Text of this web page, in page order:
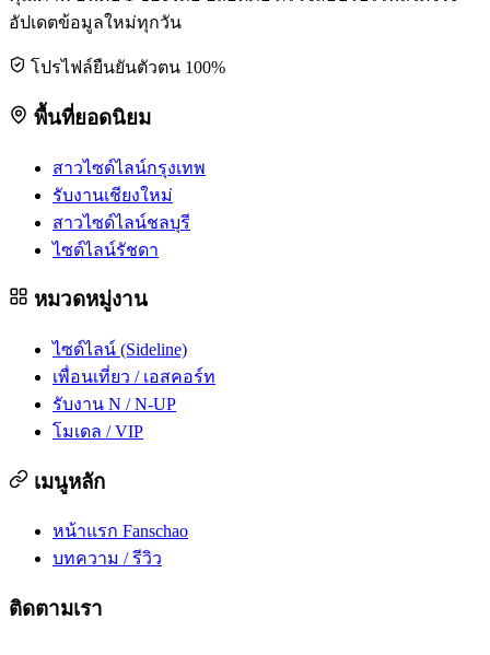
อัปเดตข้อมูลใหม่ทุกวัน
โปรไฟล์ยืนยันตัวตน 100%
พื้นที่ยอดนิยม
สาวไซด์ไลน์กรุงเทพ
รับงานเชียงใหม่
สาวไซด์ไลน์ชลบุรี
ไซด์ไลน์รัชดา
หมวดหมู่งาน
ไซด์ไลน์ (Sideline)
เพื่อนเที่ยว / เอสคอร์ท
รับงาน N / N-UP
โมเดล / VIP
เมนูหลัก
หน้าแรก Fanschao
บทความ / รีวิว
ติดตามเรา